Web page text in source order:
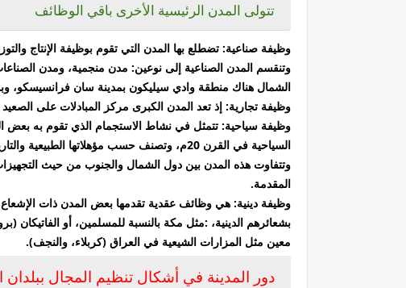
تتولى المدن الرئيسية الأخرى باقي الوظائف
وظيفة صناعية: تضطلع بها المدن التي تقوم بوظيفة الإنتاج
وتنقسم المدن الصناعية إلى نوعين: مدن منجمية، ومدن
الشمال هناك منطقة وادي سيليكون بمدينة سان فرانسيسكو،
وظيفة تجارية: إذ تعد المدن الكبرى مركز المبادلات على
وظيفة سياحية: تتمثل في نشاط الاستجمام الذي تقوم به بعض
السياحية في القرن 20م، وتصنف حسب مؤهلاتها الطبيعية والتاريخية ورغبة السياح (التمتع بالبحر أو بالجبل أو بالشمس)،
وتتفاوت هذه المدن بين دول الشمال والجنوب من حيث
المقدمة.
وظيفة دينية: هي وظائف عقدية تقدمها بعض المدن ذات الإشعاع
بشعائرهم الدينية، :مثل مكة بالنسبة للمسلمين، أو
معين مثل المزارات الشيعية في العراق (كربلاء، والنجف).
دور المدينة في أشكال تنظيم المجال